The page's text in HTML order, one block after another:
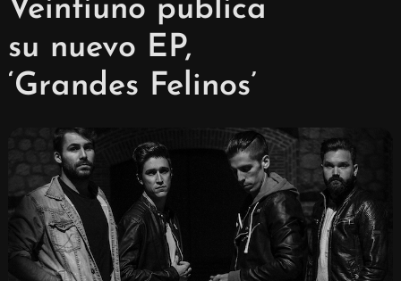
Veintiuno publica
su nuevo EP,
‘Grandes Felinos’